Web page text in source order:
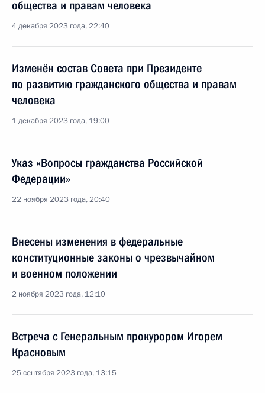
общества и правам человека
4 декабря 2023 года, 22:40
Изменён состав Совета при Президенте
по развитию гражданского общества и правам
человека
1 декабря 2023 года, 19:00
Указ «Вопросы гражданства Российской
Федерации»
22 ноября 2023 года, 20:40
Внесены изменения в федеральные
конституционные законы о чрезвычайном
и военном положении
2 ноября 2023 года, 12:10
Встреча с Генеральным прокурором Игорем
Красновым
25 сентября 2023 года, 13:15